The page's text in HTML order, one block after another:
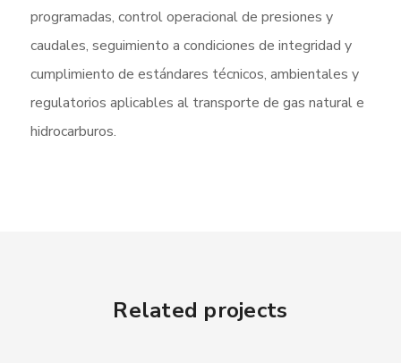
programadas, control operacional de presiones y
caudales, seguimiento a condiciones de integridad y
cumplimiento de estándares técnicos, ambientales y
regulatorios aplicables al transporte de gas natural e
hidrocarburos.
Related projects